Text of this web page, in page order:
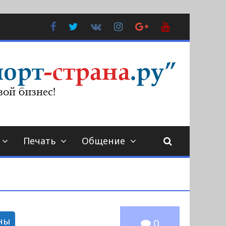
FacebookTwitter
Контакте
Instagram
Google
Plus
Печать Общение
0